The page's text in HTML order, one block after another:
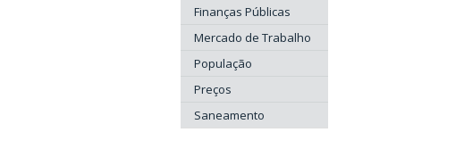
Finanças Públicas
Mercado de Trabalho
População
Preços
Saneamento